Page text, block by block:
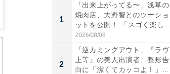
1
「出来上がってる〜」浅草の
焼肉店、大野智とのツーショ
ットを公開！ 「スゴく楽し
そ...
2026/08/08
2
「逆カミングアウト」『ラヴ
上等』の美人出演者、整形告
白に「潔くてカッコよ！」